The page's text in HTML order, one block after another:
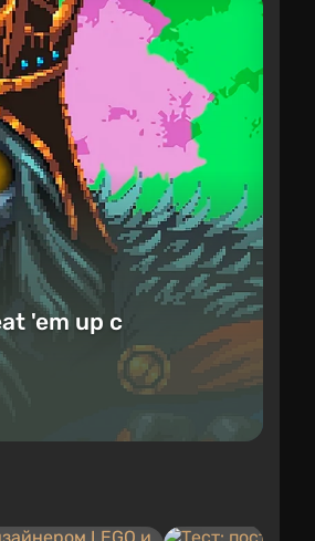
'em up с